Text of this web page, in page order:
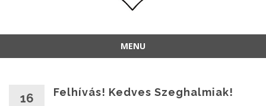
MENU
16 Felhívás! Kedves Szeghalmiak!